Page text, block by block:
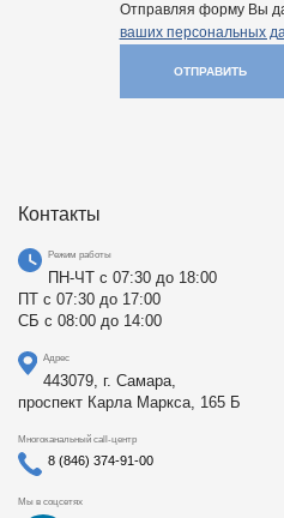
Отправляя форму Вы
ваших персональных
ОТПРАВИТЬ
Контакты
Режим работы
ПН-ЧТ с 07:30 до 18:00
ПТ с 07:30 до 17:00
СБ с 08:00 до 14:00
Адрес
443079, г. Самара,
проспект Карла Маркса, 165 Б
Многоканальный call-центр
8 (846) 374-91-00
Мы в соцсетях